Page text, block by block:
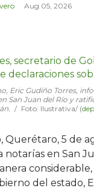
Aug 05, 2026
Eric Gudiño Torres,
San Juan del Río y
Foto: Ilustrativa/ (
Querétaro, 5 de
notarías en San
del estado,